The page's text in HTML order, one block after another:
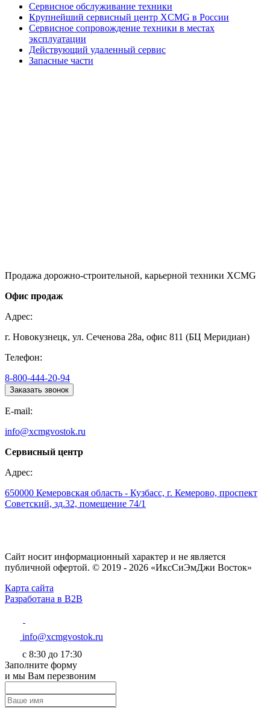
Сервисное обслуживание техники
Крупнейший сервисный центр XCMG в России
Сервисное сопровождение техники в местах
эксплуатации
Действующий удаленный сервис
Запасные части
Продажа дорожно-строительной, карьерной техники XCMG
Офис продаж
Адрес:
г. Новокузнецк, ул. Сеченова 28а, офис 811 (БЦ Меридиан)
Телефон:
8-800-444-20-94
Заказать звонок
E-mail:
info@xcmgvostok.ru
Сервисный центр
Адрес:
650000 Кемеровская область - Кузбасс, г. Кемерово, проспект
Советский, зд.32, помещение 74/1
Сайт носит информационный характер и не является
публичной офертой. © 2019 - 2026 «ИксСиЭмДжи Восток»
Карта сайта
Разработана в B2B
info@xcmgvostok.ru
с 8:30 до 17:30
Заполните форму
и мы Вам перезвоним